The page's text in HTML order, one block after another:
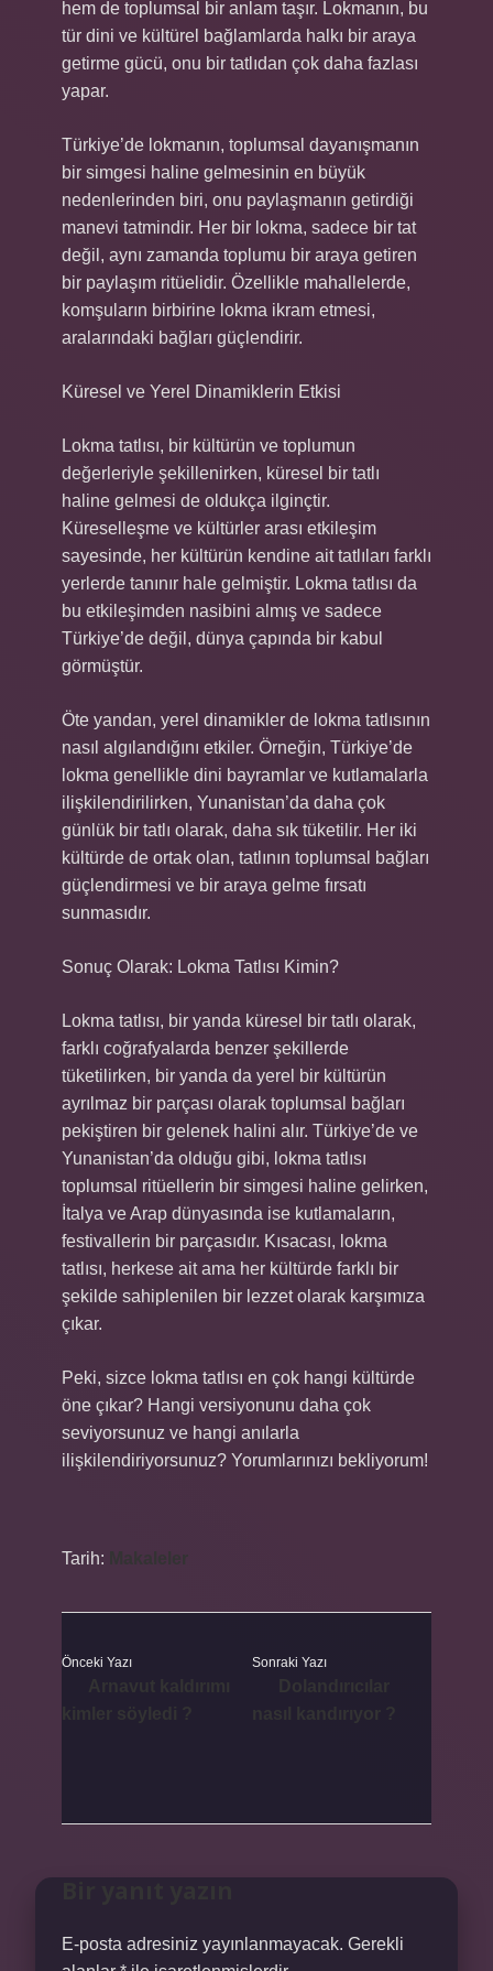
hem de toplumsal bir anlam taşır. Lokmanın, bu
tür dini ve kültürel bağlamlarda halkı bir araya
getirme gücü, onu bir tatlıdan çok daha fazlası
yapar.
Türkiye’de lokmanın, toplumsal dayanışmanın
bir simgesi haline gelmesinin en büyük
nedenlerinden biri, onu paylaşmanın getirdiği
manevi tatmindir. Her bir lokma, sadece bir tat
değil, aynı zamanda toplumu bir araya getiren
bir paylaşım ritüelidir. Özellikle mahallelerde,
komşuların birbirine lokma ikram etmesi,
aralarındaki bağları güçlendirir.
Küresel ve Yerel Dinamiklerin Etkisi
Lokma tatlısı, bir kültürün ve toplumun
değerleriyle şekillenirken, küresel bir tatlı
haline gelmesi de oldukça ilginçtir.
Küreselleşme ve kültürler arası etkileşim
sayesinde, her kültürün kendine ait tatlıları farklı
yerlerde tanınır hale gelmiştir. Lokma tatlısı da
bu etkileşimden nasibini almış ve sadece
Türkiye’de değil, dünya çapında bir kabul
görmüştür.
Öte yandan, yerel dinamikler de lokma tatlısının
nasıl algılandığını etkiler. Örneğin, Türkiye’de
lokma genellikle dini bayramlar ve kutlamalarla
ilişkilendirilirken, Yunanistan’da daha çok
günlük bir tatlı olarak, daha sık tüketilir. Her iki
kültürde de ortak olan, tatlının toplumsal bağları
güçlendirmesi ve bir araya gelme fırsatı
sunmasıdır.
Sonuç Olarak: Lokma Tatlısı Kimin?
Lokma tatlısı, bir yanda küresel bir tatlı olarak,
farklı coğrafyalarda benzer şekillerde
tüketilirken, bir yanda da yerel bir kültürün
ayrılmaz bir parçası olarak toplumsal bağları
pekiştiren bir gelenek halini alır. Türkiye’de ve
Yunanistan’da olduğu gibi, lokma tatlısı
toplumsal ritüellerin bir simgesi haline gelirken,
İtalya ve Arap dünyasında ise kutlamaların,
festivallerin bir parçasıdır. Kısacası, lokma
tatlısı, herkese ait ama her kültürde farklı bir
şekilde sahiplenilen bir lezzet olarak karşımıza
çıkar.
Peki, sizce lokma tatlısı en çok hangi kültürde
öne çıkar? Hangi versiyonunu daha çok
seviyorsunuz ve hangi anılarla
ilişkilendiriyorsunuz? Yorumlarınızı bekliyorum!
Tarih:
Önceki Yazı Sonraki Yazı
E-posta adresiniz yayınlanmayacak. Gerekli